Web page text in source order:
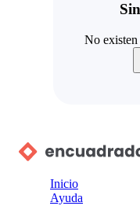
No existen
Inicio
Ayuda